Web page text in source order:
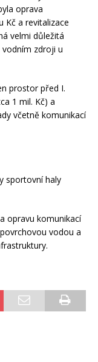
oprava
Kč a revitalizace
velmi důležitá
zdroji u
prostor před I.
1 mil. Kč) a
včetně komunikací
sportovní haly
opravu komunikací
vodou a